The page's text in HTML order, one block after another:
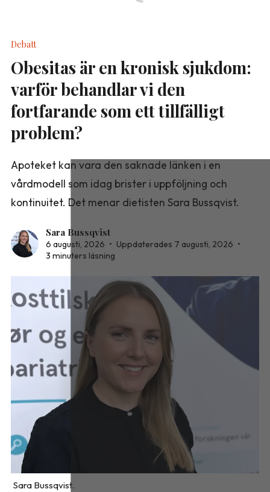
Debatt
Obesitas är en kronisk sjukdom:
varför behandlar vi den
fortfarande som ett tillfälligt
problem?
Apoteket kan vara den saknade länken i en
vårdmodell som idag brister i uppföljning och
kontinuitet. Det menar dietisten Sara Bussqvist.
Sara Bussqvist
6 augusti, 2026 • Uppdaterades 7 augusti, 2026 •
3 minuters läsning
Sara Bussqvist.